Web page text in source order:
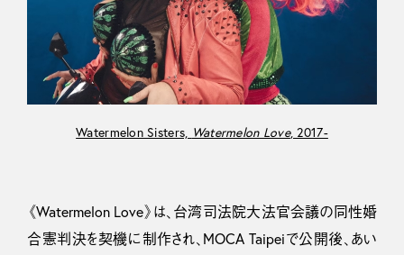
Watermelon Sisters, Watermelon Love, 2017-
《Watermelon Love》は、台湾司法院大法官会議の同性婚
合憲判決を契機に制作され、MOCA Taipeiで公開後、あい